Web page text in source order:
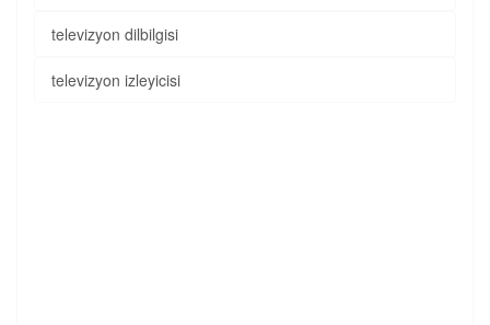
televizyon dilbilgisi
televizyon izleyicisi